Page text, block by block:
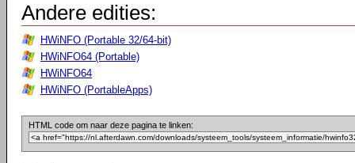
Andere edities:
HWiNFO (Portable 32/64-bit)
HWiNFO64 (Portable)
HWiNFO64
HWiNFO (PortableApps)
HTML code om naar deze pagina te linken: